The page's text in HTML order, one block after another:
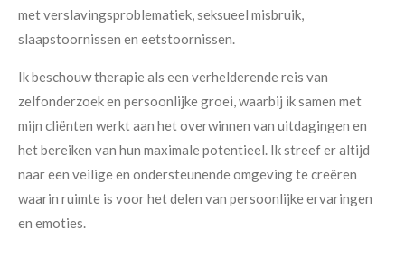
met verslavingsproblematiek, seksueel misbruik,
slaapstoornissen en eetstoornissen.
Ik beschouw therapie als een verhelderende reis van
zelfonderzoek en persoonlijke groei, waarbij ik samen met
mijn cliënten werkt aan het overwinnen van uitdagingen en
het bereiken van hun maximale potentieel. Ik streef er altijd
naar een veilige en ondersteunende omgeving te creëren
waarin ruimte is voor het delen van persoonlijke ervaringen
en emoties.